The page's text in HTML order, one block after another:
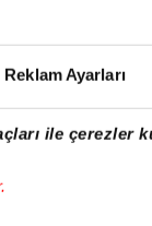
Reklam Ayarları
ile çerezler